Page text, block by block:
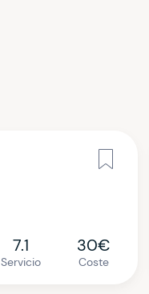
7.1
Servicio
30€
Coste